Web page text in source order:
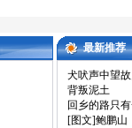
最新推荐
犬吠声中望
背叛泥土
回乡的路只
[图文]鲍鹏山